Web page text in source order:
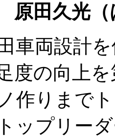
田久光（
車両設計
度の向上
作りまで
ップリー